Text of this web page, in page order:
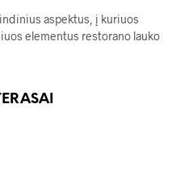
aspektus, į kuriuos
elementus restorano lauko